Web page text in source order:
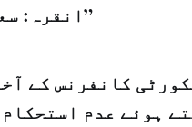
انقرہ: سعيد عبد الرازق – ميونخ: "الشرق الاوسط”
کانفرنس کے
ہوئے عدم